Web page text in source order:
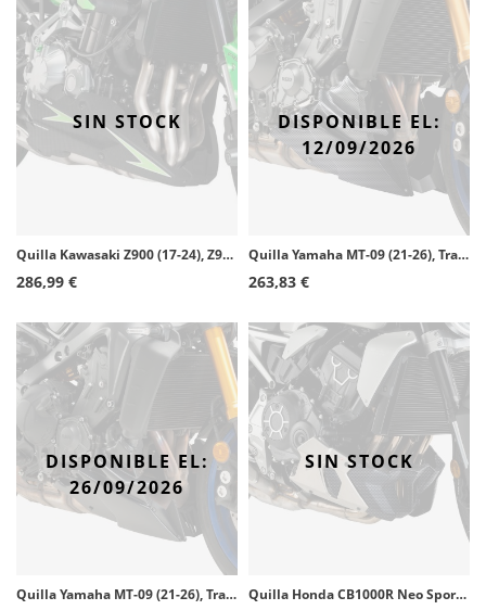
SIN STOCK
Quilla Kawasaki Z900 (17-24), Z900SE (22-24) Puig Símil carbono 9703C
286,99 €
DISPONIBLE EL:
12/09/2026
Quilla Yamaha MT-09 (21-26), Tracer 9 (21-26) Puig Símil carbono 20646C
263,83 €
DISPONIBLE EL:
26/09/2026
Quilla Yamaha MT-09 (21-26), Tracer 9 (21-26) Puig Negro 20646J
SIN STOCK
Quilla Honda CB1000R Neo Sports Café / Black Edition (21-25) Puig Carbono 21327C